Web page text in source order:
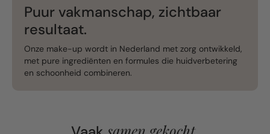
Puur vakmanschap, zichtbaar
resultaat.
Onze make-up wordt in Nederland met zorg ontwikkeld,
met pure ingrediënten en formules die huidverbetering
en schoonheid combineren.